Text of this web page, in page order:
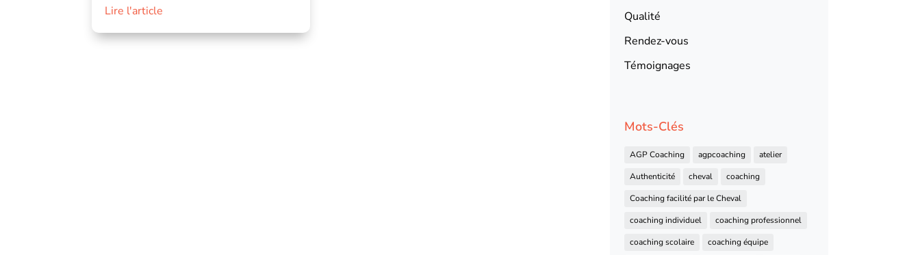
Lire l'article
Qualité
Rendez-vous
Témoignages
Mots-Clés
AGP Coaching agpcoaching
atelier
Authenticité
cheval
coaching
Coaching facilité par le Cheval
coaching individuel
coaching professionnel
coaching scolaire
coaching équipe